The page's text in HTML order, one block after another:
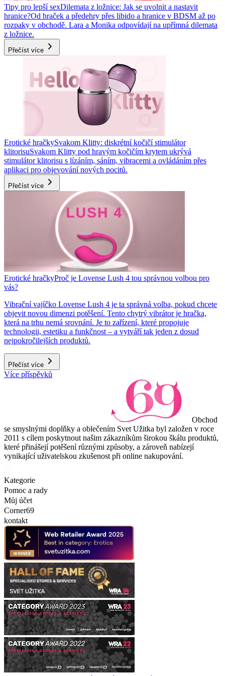
Tipy pro lepší sexDilemata z ložnice: Jak se uvolnit a nastavit
hranice?Od hraček a předehry přes libido a hranice v BDSM až po
rozpaky v obchodě. Lara a Monika odpovídají na upřímná dilemata
z ložnice.
Přečíst více
Erotické hračkySvakom Klitty: diskrétní kočičí stimulátor
klitorisuSvakom Klitty pod hravým kočičím krytem ukrývá
stimulátor klitorisu s lízáním, sáním, vibracemi a ovládáním přes
aplikaci pro objevování nových pocitů.
Přečíst více
Erotické hračkyProč je Lovense Lush 4 tou správnou volbou pro
vás?
Vibrační vajíčko Lovense Lush 4 je ta správná volba, pokud chcete
objevit novou dimenzi potěšení. Tento chytrý vibrátor je hračka,
která na trhu nemá srovnání. Je to zařízení, které propojuje
technologii, estetiku a funkčnost – a vytváří tak jeden z dosud
nejpokročilejších produktů.
Přečíst více
Více příspěvků
Obchod
se smyslnými doplňky a oblečením Svet Užitka byl založen v roce
2011 s cílem poskytnout našim zákazníkům širokou škálu produktů,
které přinášejí potěšení různými způsoby, a zároveň nabízejí
vynikající uživatelskou zkušenost při online nakupování.
Kategorie
Pomoc a rady
Můj účet
Corner69
kontakt